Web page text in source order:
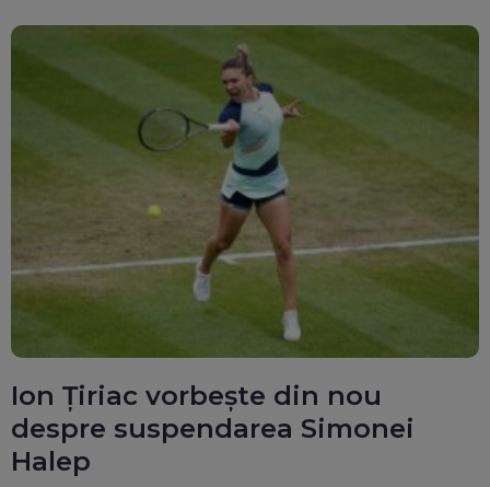
Ion Țiriac vorbește din nou
despre suspendarea Simonei
Halep